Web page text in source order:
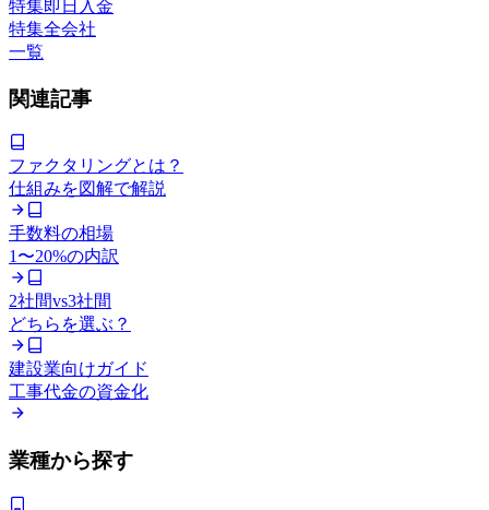
特集即日入金
特集全会社
一覧
関連記事
ファクタリングとは？
仕組みを図解で解説
手数料の相場
1〜20%の内訳
2社間vs3社間
どちらを選ぶ？
建設業向けガイド
工事代金の資金化
業種から探す